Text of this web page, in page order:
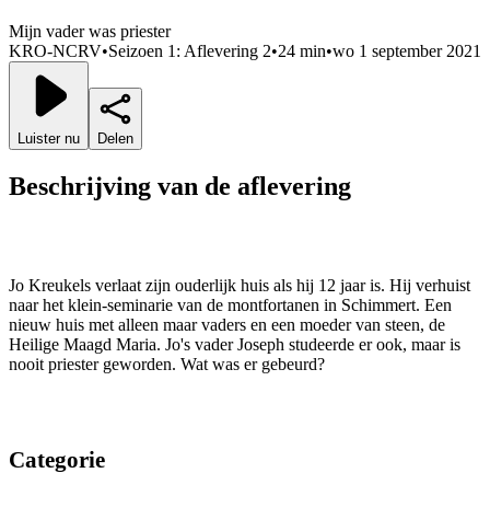
Mijn vader was priester
KRO-NCRV•Seizoen 1: Aflevering 2•24 min•wo 1 september 2021
Luister nu Delen
Beschrijving van de aflevering
Jo Kreukels verlaat zijn ouderlijk huis als hij 12 jaar is. Hij verhuist
naar het klein-seminarie van de montfortanen in Schimmert. Een
nieuw huis met alleen maar vaders en een moeder van steen, de
Heilige Maagd Maria. Jo's vader Joseph studeerde er ook, maar is
nooit priester geworden. Wat was er gebeurd?
Categorie